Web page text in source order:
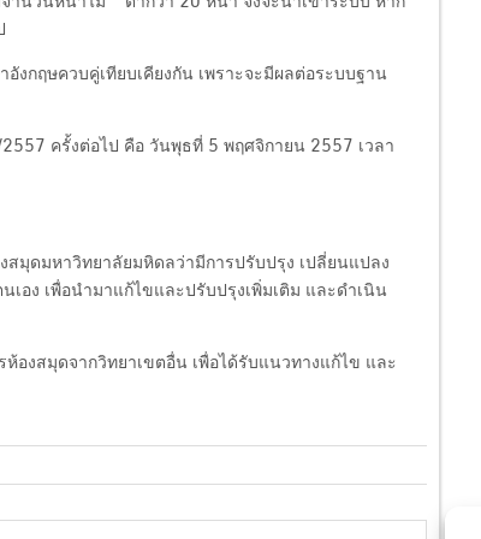
งกฤษควบคู่เทียบเคียงกัน เพราะจะมีผลต่อระบบฐาน
ครั้งต่อไป คือ วันพุธที่ 5 พฤศจิกายน 2557 เวลา
มุดมหาวิทยาลัยมหิดลว่ามีการปรับปรุง เปลี่ยนแปลง
อง เพื่อนำมาแก้ไขและปรับปรุงเพิ่มเติม และดำเนิน
งสมุดจากวิทยาเขตอื่น เพื่อได้รับแนวทางแก้ไข และ